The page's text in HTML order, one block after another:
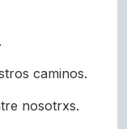
caminos.
nosotrxs.